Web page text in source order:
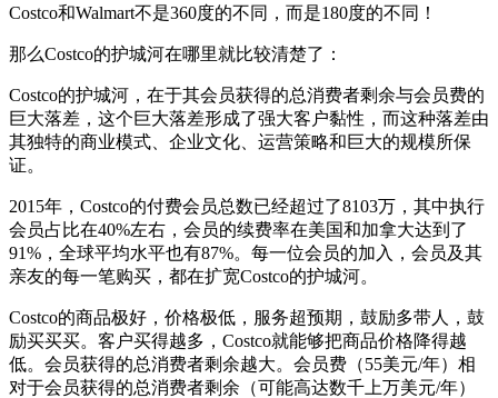
Costco和Walmart不是360度的不同，而是180度的不同！
那么Costco的护城河在哪里就比较清楚了：
Costco的护城河，在于其会员获得的总消费者剩余与会员费的
巨大落差，这个巨大落差形成了强大客户黏性，而这种落差由
其独特的商业模式、企业文化、运营策略和巨大的规模所保
证。
2015年，Costco的付费会员总数已经超过了8103万，其中执行
会员占比在40%左右，会员的续费率在美国和加拿大达到了
91%，全球平均水平也有87%。每一位会员的加入，会员及其
亲友的每一笔购买，都在扩宽Costco的护城河。
Costco的商品极好，价格极低，服务超预期，鼓励多带人，鼓
励买买买。客户买得越多，Costco就能够把商品价格降得越
低。会员获得的总消费者剩余越大。会员费（55美元/年）相
对于会员获得的总消费者剩余（可能高达数千上万美元/年）